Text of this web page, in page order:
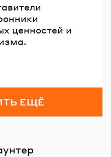
ценностей и
ЕЩЁ